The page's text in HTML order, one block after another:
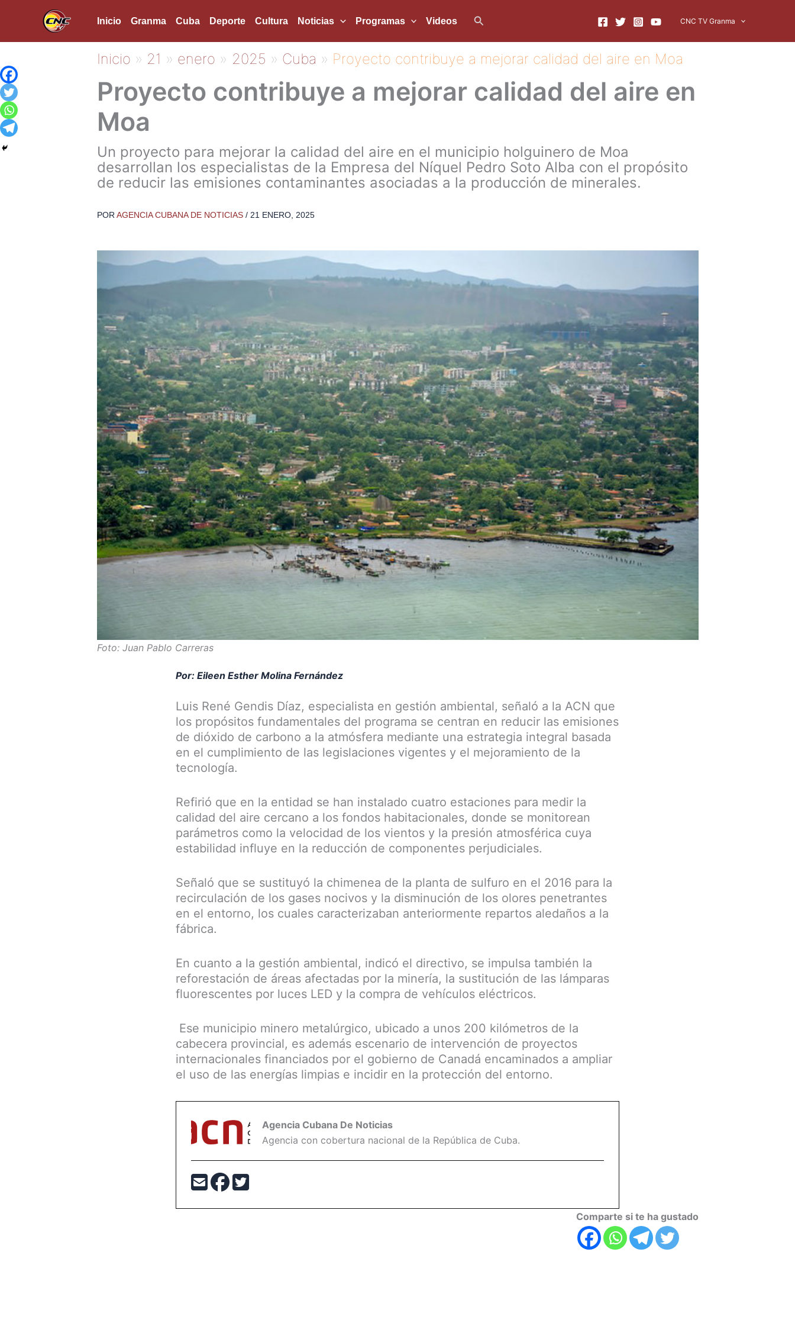
Inicio Granma Cuba Deporte Cultura Noticias Programas Videos Buscar CNC TV Granma
Inicio 21 enero 2025 Cuba Proyecto contribuye a mejorar calidad del aire en Moa
Proyecto contribuye a mejorar calidad del aire en
Moa
Un proyecto para mejorar la calidad del aire en el municipio holguinero de Moa
desarrollan los especialistas de la Empresa del Níquel Pedro Soto Alba con el propósito
de reducir las emisiones contaminantes asociadas a la producción de minerales.
POR AGENCIA CUBANA DE NOTICIAS / 21 ENERO, 2025
Foto: Juan Pablo Carreras
Por: Eileen Esther Molina Fernández
Luis René Gendis Díaz, especialista en gestión ambiental, señaló a la ACN que
los propósitos fundamentales del programa se centran en reducir las emisiones
de dióxido de carbono a la atmósfera mediante una estrategia integral basada
en el cumplimiento de las legislaciones vigentes y el mejoramiento de la
tecnología.
Refirió que en la entidad se han instalado cuatro estaciones para medir la
calidad del aire cercano a los fondos habitacionales, donde se monitorean
parámetros como la velocidad de los vientos y la presión atmosférica cuya
estabilidad influye en la reducción de componentes perjudiciales.
Señaló que se sustituyó la chimenea de la planta de sulfuro en el 2016 para la
recirculación de los gases nocivos y la disminución de los olores penetrantes
en el entorno, los cuales caracterizaban anteriormente repartos aledaños a la
fábrica.
En cuanto a la gestión ambiental, indicó el directivo, se impulsa también la
reforestación de áreas afectadas por la minería, la sustitución de las lámparas
fluorescentes por luces LED y la compra de vehículos eléctricos.
Ese municipio minero metalúrgico, ubicado a unos 200 kilómetros de la
cabecera provincial, es además escenario de intervención de proyectos
internacionales financiados por el gobierno de Canadá encaminados a ampliar
el uso de las energías limpias e incidir en la protección del entorno.
Agencia Cubana De Noticias
Agencia con cobertura nacional de la República de Cuba.
Comparte si te ha gustado